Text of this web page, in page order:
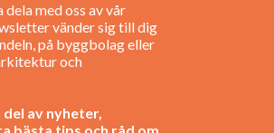
med oss av vår
vänder sig till dig
på byggbolag eller
och
av nyheter,